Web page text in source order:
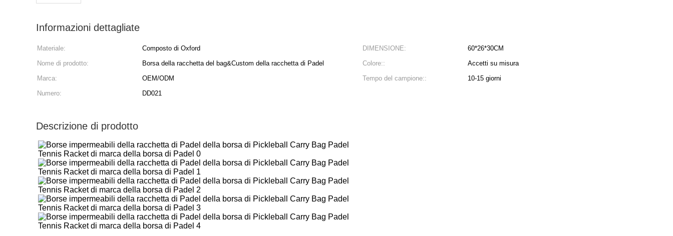
Informazioni dettagliate
Materiale: Composto di Oxford DIMENSIONE:
60*26*30CM
Nome di prodotto:
Borsa della racchetta del bag&Custom della racchetta di Padel Colore::
Accetti su misura
Marca:
OEM/ODM Tempo del campione::
10-15 giorni
Numero:
DD021
Descrizione di prodotto